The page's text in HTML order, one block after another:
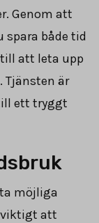
Genom att
både tid
att leta upp
Tjänsten är
ett tryggt
möjliga
viktigt att